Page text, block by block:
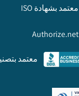
معتمد بشهادة ISO
Authorize.net